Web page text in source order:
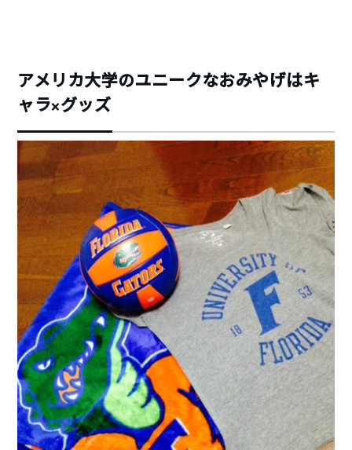
アメリカ大学のユニークなおみやげはキ
ャラ×グッズ